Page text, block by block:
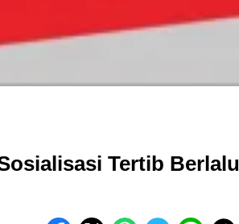
Tertib Berlalu